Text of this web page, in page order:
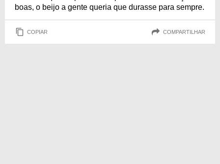
boas, o beijo a gente queria que durasse para sempre.
COPIAR COMPARTILHAR